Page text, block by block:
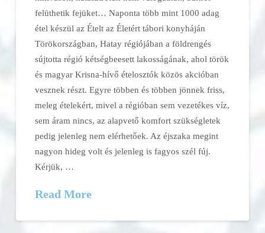
felüthetik fejüket… Naponta több mint 1000 adag
étel készül az Ételt az Életért tábori konyháján
Törökországban, Hatay régiójában a földrengés
sújtotta régió kétségbeesett lakosságának, ahol török
és magyar Krisna-hívő ételosztók közös akcióban
vesznek részt. Egyre többen és többen jönnek friss,
meleg ételekért, mivel a régióban sem vezetékes víz,
sem áram nincs, az alapvető komfort szükségletek
pedig jelenleg nem elérhetőek. Az éjszaka megint
nagyon hideg volt és jelenleg is fagyos szél fúj.
Kérjük, …
Read More